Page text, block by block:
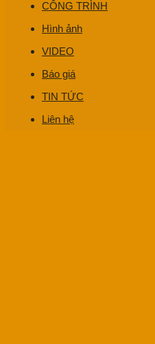
CÔNG TRÌNH
Hình ảnh
VIDEO
Báo giá
TIN TỨC
Liên hệ